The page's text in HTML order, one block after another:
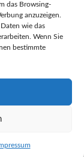
das Browsing-
anzuzeigen.
wie das
Wenn Sie
bestimmte
2025.
Preis in diesem